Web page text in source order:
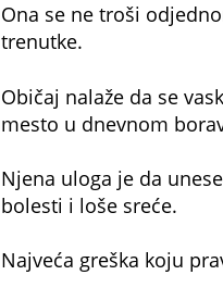
Ona se ne troši
trenutke.
Običaj nalaže da se
mesto u dnevnom
Njena uloga je da
bolesti i loše sreće.
Najveća greška koju